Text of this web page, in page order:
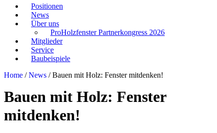
Positionen
News
Über uns
ProHolzfenster Partnerkongress 2026
Mitglieder
Service
Baubeispiele
Home /News /Bauen mit Holz: Fenster mitdenken!
Bauen mit Holz: Fenster
mitdenken!